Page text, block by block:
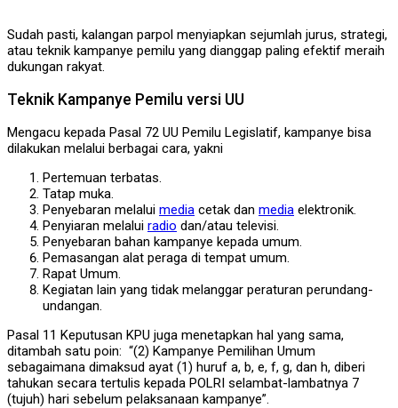
Sudah pasti, kalangan parpol menyiapkan sejumlah jurus, strategi,
atau teknik kampanye pemilu yang dianggap paling efektif meraih
dukungan rakyat.
Teknik Kampanye Pemilu versi UU
Mengacu kepada Pasal 72 UU Pemilu Legislatif, kampanye bisa
dilakukan melalui berbagai cara, yakni
Pertemuan terbatas.
Tatap muka.
Penyebaran melalui media cetak dan media elektronik.
Penyiaran melalui radio dan/atau televisi.
Penyebaran bahan kampanye kepada umum.
Pemasangan alat peraga di tempat umum.
Rapat Umum.
Kegiatan lain yang tidak melanggar peraturan perundang-
undangan.
Pasal 11 Keputusan KPU juga menetapkan hal yang sama,
ditambah satu poin: “(2) Kampanye Pemilihan Umum
sebagaimana dimaksud ayat (1) huruf a, b, e, f, g, dan h, diberi
tahukan secara tertulis kepada POLRI selambat-lambatnya 7
(tujuh) hari sebelum pelaksanaan kampanye”.